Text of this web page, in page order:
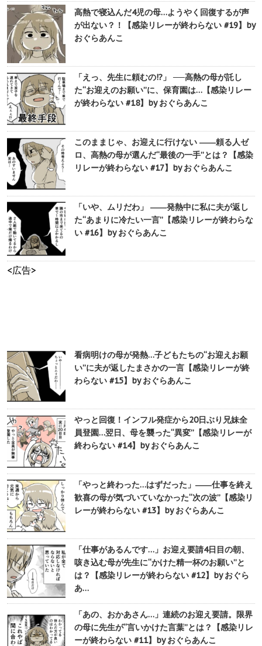
高熱で寝込んだ4児の母…ようやく回復するが声
が出ない？！【感染リレーが終わらない #19】by
おぐらあんこ
「えっ、先生に頼むの!?」 ──高熱の母が託し
た“お迎えのお願い”に、保育園は…【感染リレー
が終わらない #18】by おぐらあんこ
このままじゃ、お迎えに行けない ――頼る人ゼ
ロ、高熱の母が選んだ“最後の一手”とは？【感染
リレーが終わらない #17】by おぐらあんこ
「いや、ムリだわ」 ――発熱中に私に夫が返し
た“あまりに冷たい一言”【感染リレーが終わらな
い #16】by おぐらあんこ
<広告>
看病明けの母が発熱…子どもたちの“お迎えお願
い”に夫が返したまさかの一言【感染リレーが終
わらない #15】by おぐらあんこ
やっと回復！インフル発症から20日ぶり兄妹全
員登園…翌日、母を襲った“異変”【感染リレーが
終わらない #14】by おぐらあんこ
「やっと終わった…はずだった」――仕事を終え
歓喜の母が気づいていなかった“次の波”【感染リ
レーが終わらない #13】by おぐらあんこ
「仕事があるんです…」お迎え要請4日目の朝、
咳き込む母が先生に“かけた精一杯のお願い”と
は？【感染リレーが終わらない #12】by おぐら
あ…
「あの、おかあさん…」連続のお迎え要請。限界
の母に先生が“言いかけた言葉”とは？【感染リレ
ーが終わらない #11】by おぐらあんこ